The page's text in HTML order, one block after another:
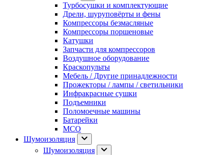
Турбосушки и комплектующие
Дрели, шуруповёрты и фены
Компрессоры безмасляные
Компрессоры поршеновые
Катушки
Запчасти для компрессоров
Воздушное оборудование
Краскопульты
Мебель / Другие принадлежности
Прожекторы / лампы / светильники
Инфракрасные сушки
Подъемники
Поломоечные машины
Батарейки
МСО
Шумоизоляция
Шумоизоляция